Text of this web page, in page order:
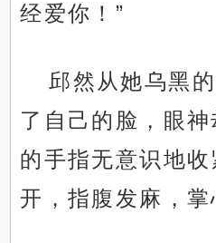
经爱你！”
邱然从她乌黑
了自己的脸，眼
的手指无意识地
开，指腹发麻，掌